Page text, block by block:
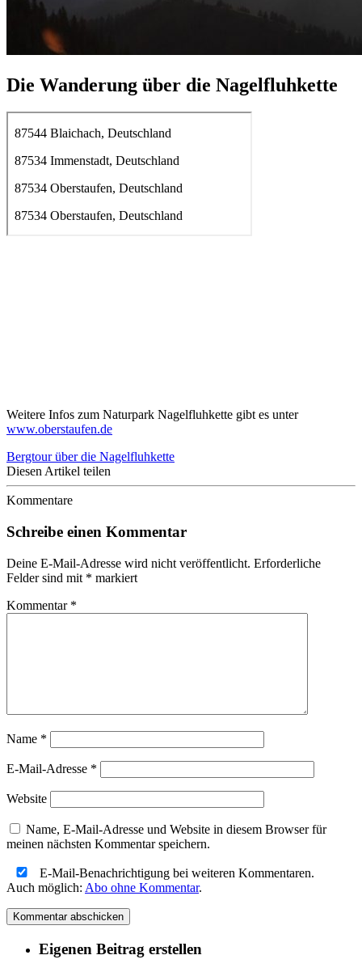
Die Wanderung über die Nagelfluhkette
Weitere Infos zum Naturpark Nagelfluhkette gibt es unter
www.oberstaufen.de
Bergtour über die Nagelfluhkette
Diesen Artikel teilen
Kommentare
Schreibe einen Kommentar
Deine E-Mail-Adresse wird nicht veröffentlicht. Erforderliche
Felder sind mit * markiert
Kommentar *
Name *
E-Mail-Adresse *
Website
Name, E-Mail-Adresse und Website in diesem Browser für
meinen nächsten Kommentar speichern.
E-Mail-Benachrichtigung bei weiteren Kommentaren.
Auch möglich: Abo ohne Kommentar.
Eigenen Beitrag erstellen